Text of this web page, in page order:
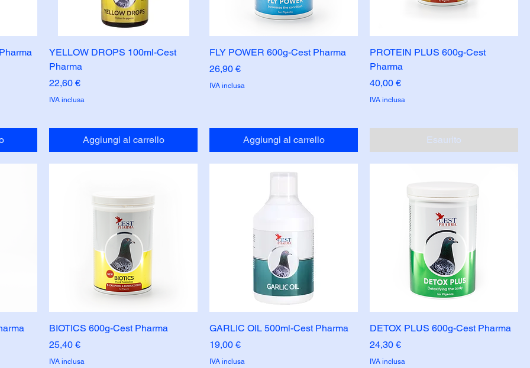
YELLOW DROPS 100ml-Cest
Pharma
Prezzo
22,60 €
IVA inclusa
Aggiungi al carrello
FLY POWER 600g-Cest Pharma
Prezzo
26,90 €
IVA inclusa
Aggiungi al carrello
PROTEIN PLUS 600g-Cest
Pharma
Prezzo
40,00 €
IVA inclusa
Esaurito
BIOTICS 600g-Cest Pharma
Prezzo
25,40 €
IVA inclusa
GARLIC OIL 500ml-Cest Pharma
Prezzo
19,00 €
IVA inclusa
DETOX PLUS 600g-Cest Pharma
Prezzo
24,30 €
IVA inclusa